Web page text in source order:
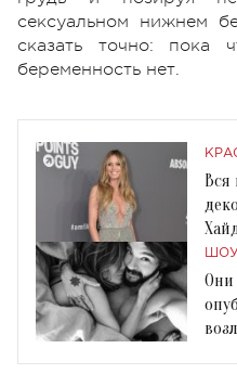
сексуальном нижнем
сказать точно: пока
беременность нет.
Вся
Они